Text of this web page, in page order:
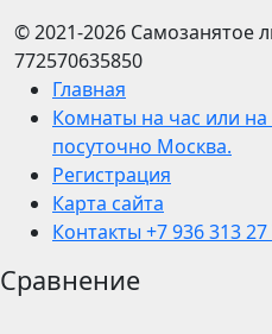
© 2021-2026 Самозанятое
772570635850
Главная
Комнаты на час или
посуточно Москва.
Регистрация
Карта сайта
Контакты +7 936 313
Сравнение